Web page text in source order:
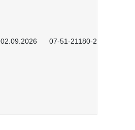
02.09.2026 07-51-21180-2602